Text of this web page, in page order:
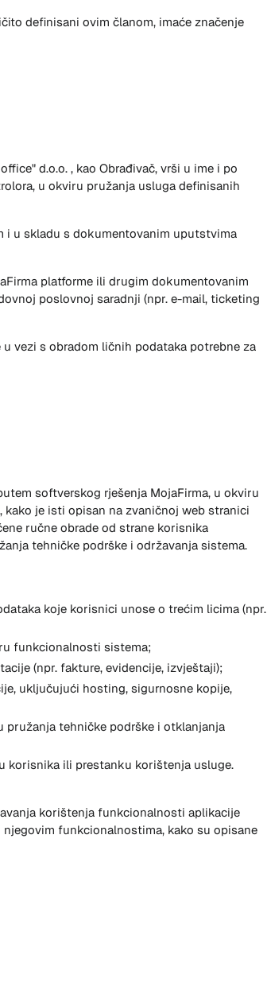
definisani ovim članom, imaće značenje
d.o.o. , kao Obrađivač, vrši u ime i po
u okviru pružanja usluga definisanih
i u skladu s dokumentovanim uputstvima
platforme ili drugim dokumentovanim
poslovnoj saradnji (npr. e-mail, ticketing
vezi s obradom ličnih podataka potrebne za
softverskog rješenja MojaFirma, u okviru
je isti opisan na zvaničnoj web stranici
ručne obrade od strane korisnika
tehničke podrške i održavanja sistema.
koje korisnici unose o trećim licima (npr.
funkcionalnosti sistema;
(npr. fakture, evidencije, izvještaji);
uključujući hosting, sigurnosne kopije,
pružanja tehničke podrške i otklanjanja
korisnika ili prestanku korištenja usluge.
korištenja funkcionalnosti aplikacije
funkcionalnostima, kako su opisane